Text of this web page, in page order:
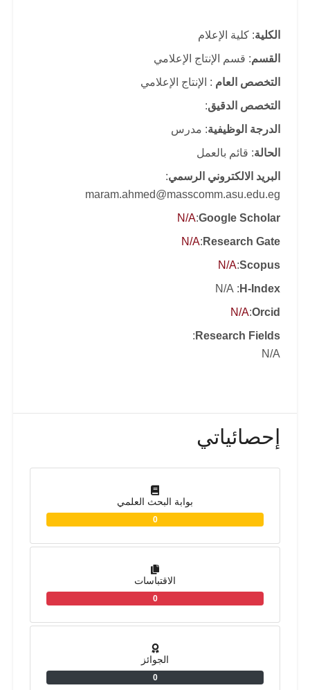
الكلية: كلية الإعلام
القسم: قسم الإنتاج الإعلامي
التخصص العام : الإنتاج الإعلامي
التخصص الدقيق:
الدرجة الوظيفية: مدرس
الحالة: قائم بالعمل
البريد الالكتروني الرسمي:
maram.ahmed@masscomm.asu.edu.eg
Google Scholar
:
N/A
Research Gate
:
N/A
Scopus
:
N/A
H-Index
: N/A
Orcid
:
N/A
Research Fields
:
N/A
إحصائياتي
بوابة البحث العلمي
0
الاقتباسات
0
الجوائز
0